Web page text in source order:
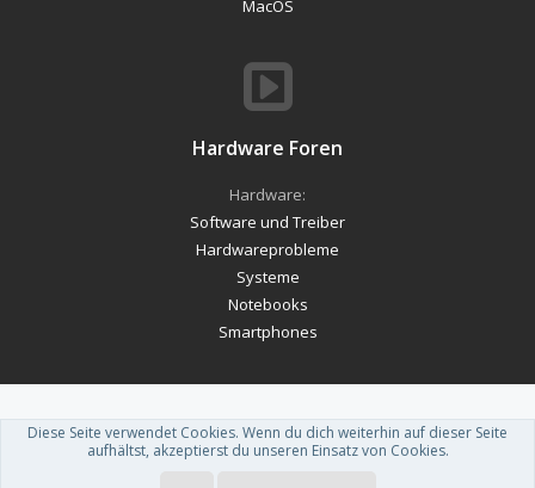
MacOS
Hardware Foren
Hardware:
Software und Treiber
Hardwareprobleme
Systeme
Notebooks
Smartphones
Forum software by XenForo™-Deutsch von xenDach
Theme designed by ThemeHouse.
Diese Seite verwendet Cookies. Wenn du dich weiterhin auf dieser Seite
aufhältst, akzeptierst du unseren Einsatz von Cookies.